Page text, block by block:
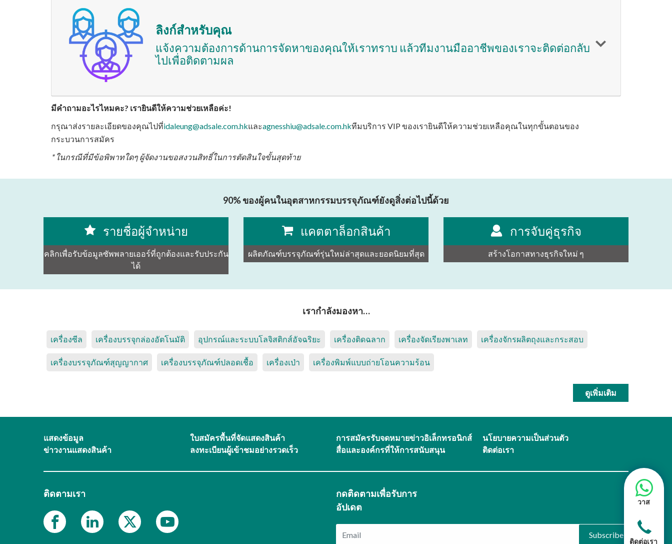
ลิงก์สำหรับคุณ
แจ้งความต้องการด้านการจัดหาของคุณให้เราทราบ แล้วทีมงานมืออาชีพของเราจะติดต่อกลับ
ไปเพื่อติดตามผล
มีคำถามอะไรไหมคะ? เรายินดีให้ความช่วยเหลือค่ะ!
กรุณาส่งรายละเอียดของคุณไปที่idaleung@adsale.com.hkและagnesshiu@adsale.com.hkทีมบริการ VIP ของเรายินดีให้ความช่วยเหลือคุณในทุกขั้นตอนของ
กระบวนการสมัคร
* ในกรณีที่มีข้อพิพาทใดๆ ผู้จัดงานขอสงวนสิทธิ์ในการตัดสินใจขั้นสุดท้าย
90% ของผู้คนในอุตสาหกรรมบรรจุภัณฑ์ยังดูสิ่งต่อไปนี้ด้วย
รายชื่อผู้จำหน่าย
คลิกเพื่อรับข้อมูลซัพพลายเออร์ที่ถูกต้องและรับประกัน
ได้
แคตตาล็อกสินค้า
ผลิตภัณฑ์บรรจุภัณฑ์รุ่นใหม่ล่าสุดและยอดนิยมที่สุด
การจับคู่ธุรกิจ
สร้างโอกาสทางธุรกิจใหม่ ๆ
เรากำลังมองหา…
เครื่องซีล เครื่องบรรจุกล่องอัตโนมัติ อุปกรณ์และระบบโลจิสติกส์อัจฉริยะ เครื่องติดฉลาก เครื่องจัดเรียงพาเลท เครื่องจักรผลิตถุงและกระสอบ
เครื่องบรรจุภัณฑ์สุญญากาศ เครื่องบรรจุภัณฑ์ปลอดเชื้อ เครื่องเป่า เครื่องพิมพ์แบบถ่ายโอนความร้อน
ดูเพิ่มเติม
แสดงข้อมูล
ข่าวงานแสดงสินค้า
ใบสมัครพื้นที่จัดแสดงสินค้า
ลงทะเบียนผู้เข้าชมอย่างรวดเร็ว
การสมัครรับจดหมายข่าวอิเล็กทรอนิกส์
สื่อและองค์กรที่ให้การสนับสนุน
นโยบายความเป็นส่วนตัว
ติดต่อเรา
ติดตามเรา
กดติดตามเพื่อรับการ
อัปเดต
Subscribe
วาส
ติดต่อเรา